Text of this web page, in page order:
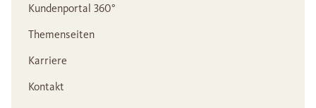
Kundenportal 360°
Themenseiten
Karriere
Kontakt